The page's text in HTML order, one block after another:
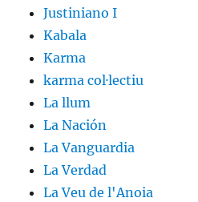
Justiniano I
Kabala
Karma
karma col·lectiu
La llum
La Nación
La Vanguardia
La Verdad
La Veu de l'Anoia